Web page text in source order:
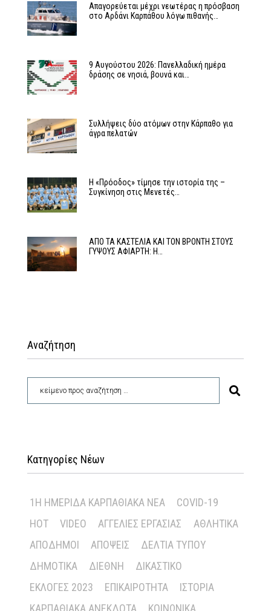
Απαγορεύεται μέχρι νεωτέρας η πρόσβαση
στο Αρδάνι Καρπάθου λόγω πιθανής…
9 Αυγούστου 2026: Πανελλαδική ημέρα
δράσης σε νησιά, βουνά και…
Συλλήψεις δύο ατόμων στην Κάρπαθο για
άγρα πελατών
Η «Πρόοδος» τίμησε την ιστορία της –
Συγκίνηση στις Μενετές…
ΑΠΟ ΤΑ ΚΑΣΤΕΛΙΑ ΚΑΙ ΤΟΝ ΒΡΟΝΤΗ ΣΤΟΥΣ
ΓΥΨΟΥΣ ΑΦΙΑΡΤΗ: Η…
Αναζήτηση
Κατηγορίες Νέων
1Η ΗΜΕΡΊΔΑ ΚΑΡΠΑΘΙΑΚΆ ΝΈΑ
COVID-19
HOT
VIDEO ΑΓΓΕΛΊΕΣ ΕΡΓΑΣΊΑΣ
ΑΘΛΗΤΙΚΆ
ΑΠΌΔΗΜΟΙ
ΑΠΌΨΕΙΣ
ΔΕΛΤΊΑ ΤΎΠΟΥ
ΔΗΜΟΤΙΚΆ
ΔΙΕΘΝΉ
ΔΙΚΑΣΤΙΚΌ
ΕΚΛΟΓΈΣ 2023
ΕΠΙΚΑΙΡΌΤΗΤΑ
ΙΣΤΟΡΊΑ
ΚΑΡΠΑΘΙΑΚΆ ΑΝΈΚΔΟΤΑ
ΚΟΙΝΩΝΙΚΆ